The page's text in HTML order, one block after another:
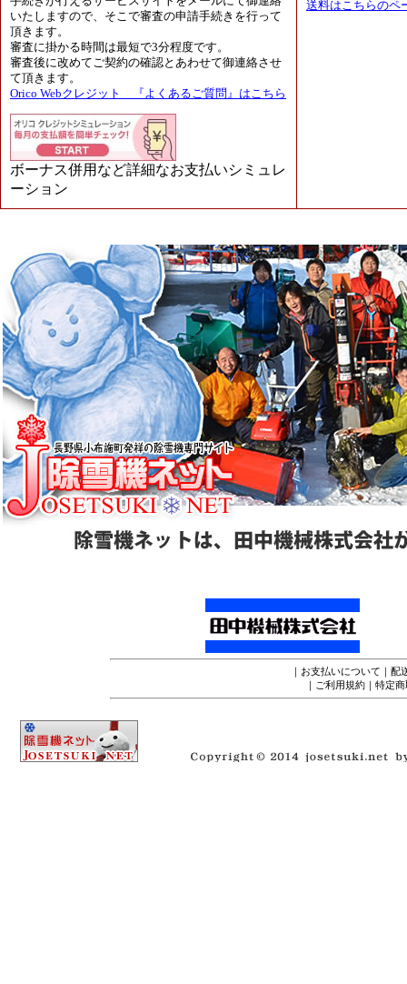
いたしますので、そこで審査の申請手続きを行って
頂きます。
審査に掛かる時間は最短で3分程度です。
審査後に改めてご契約の確認とあわせて御連絡させ
て頂きます。
Orico Webクレジット 『よくあるご質問』はこちら
ボーナス併用など詳細なお支払いシミュレ
ーション
送料はこちらのペ
｜ お支払いについて ｜ 配
｜ ご利用規約 ｜ 特定